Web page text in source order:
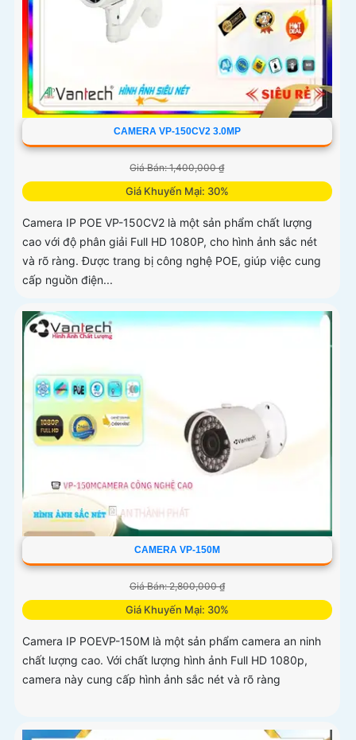
CAMERA VP-150CV2 3.0MP
Giá Bán: 1,400,000 ₫
Giá Khuyến Mại: 30%
Camera IP POE VP-150CV2 là một sản phẩm chất lượng
cao với độ phân giải Full HD 1080P, cho hình ảnh sắc nét
và rõ ràng. Được trang bị công nghệ POE, giúp việc cung
cấp nguồn điện...
CAMERA VP-150M
Giá Bán: 2,800,000 ₫
Giá Khuyến Mại: 30%
Camera IP POEVP-150M là một sản phẩm camera an ninh
chất lượng cao. Với chất lượng hình ảnh Full HD 1080p,
camera này cung cấp hình ảnh sắc nét và rõ ràng